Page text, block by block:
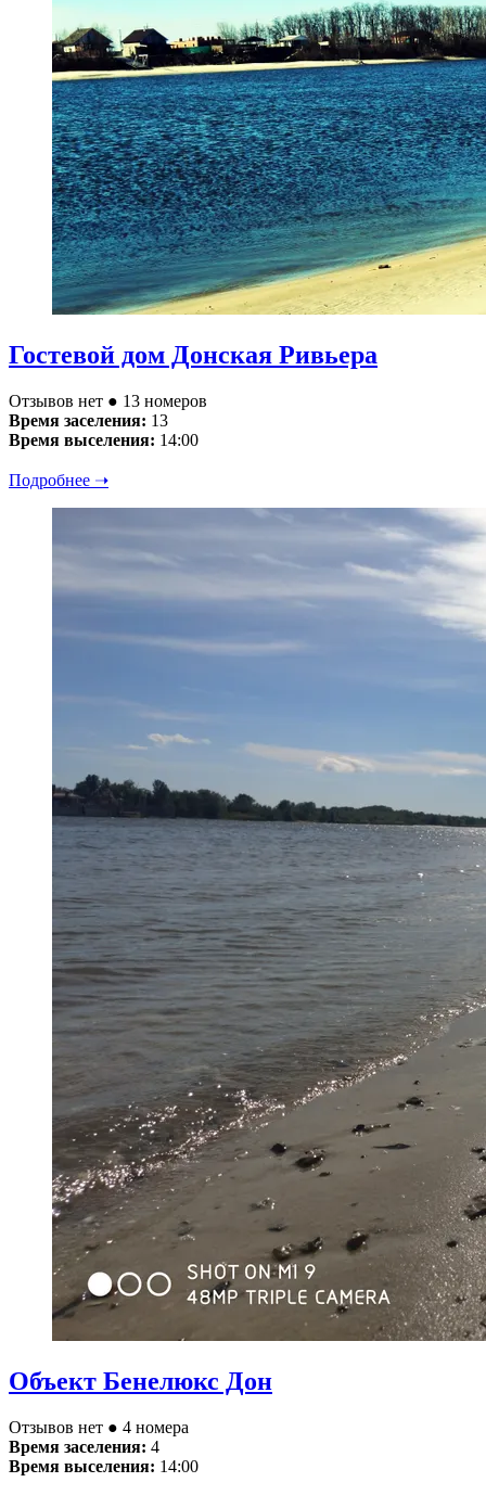
Гостевой дом Донская Ривьера
Отзывов нет ● 13 номеров
Время заселения: 13
Время выселения: 14:00
Подробнее ➝
Объект Бенелюкс Дон
Отзывов нет ● 4 номера
Время заселения: 4
Время выселения: 14:00